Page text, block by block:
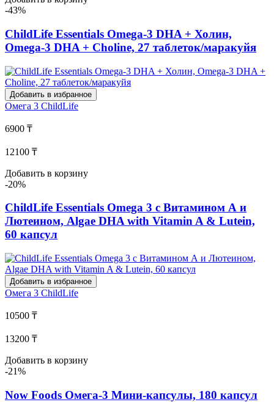
-43%
ChildLife Essentials Omega-3 DHA + Холин,
Omega-3 DHA + Choline, 27 таблеток/маракуйя
Добавить в избранное
Омега 3 ChildLife
6900 ₸
12100 ₸
Добавить в корзину
-20%
ChildLife Essentials Omega 3 с Витамином А и
Лютеином, Algae DHA with Vitamin A & Lutein,
60 капсул
Добавить в избранное
Омега 3 ChildLife
10500 ₸
13200 ₸
Добавить в корзину
-21%
Now Foods Омега-3 Мини-капсулы, 180 капсул